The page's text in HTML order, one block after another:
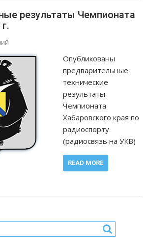
результаты Чемпионата
Опубликованы
предварительные
технические
результаты
Чемпионата
Хабаровского края по
радиоспорту
(радиосвязь на УКВ)
READ MORE